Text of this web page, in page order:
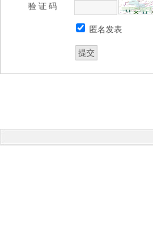
验 证 码
匿名发表